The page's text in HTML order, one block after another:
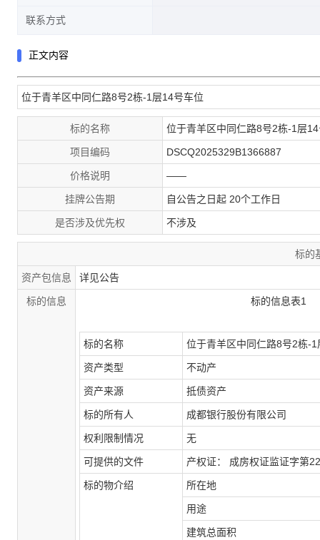
联系方式
正文内容
位于青羊区中同仁路8号2栋-1层14号车位
标的名称 位于青羊区中同仁路8号2栋-1层
项目编码 DSCQ2025329B1366887
价格说明 ——
挂牌公告期 自公告之日起 20个工作日
是否涉及优先权 不涉及
标的
资产包信息 详见公告
标的信息 标的信息表1
标的名称 位于青羊区中同仁路8号2栋-1
资产类型 不动产
资产来源 抵债资产
标的所有人 成都银行股份有限公司
权利限制情况 无
可提供的文件 产权证： 成房权证监证字第
标的物介绍 所在地
用途
建筑总面积